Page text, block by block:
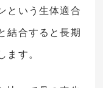
という生体適合
結合すると長期
す。